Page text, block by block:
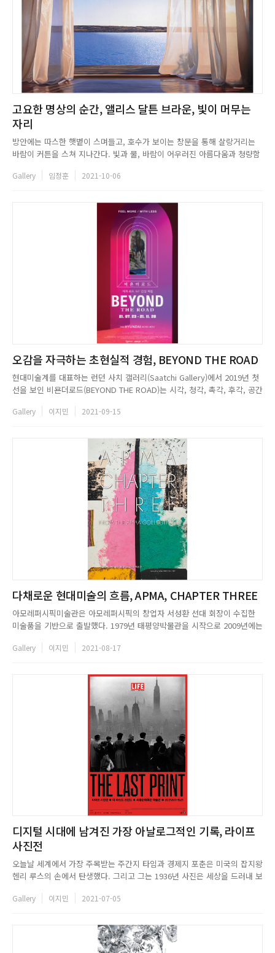
고요한 명상의 순간, 앨리스 달튼 브라운, 빛이 머무는
자리
방안에는 따스한 햇볕이 스며들고, 호수가 보이는 창문을 통해 살랑거리는
바람이 커튼을 스쳐 지나간다. 빛과 물, 바람이 어우러진 아름다움과 청량함
다. 미국 뉴욕주 이타카를 기반으로 작업해온 앨리스 달튼 브라운은 사실주
Gallery 임정훈 2021-10-06
오감을 자극하는 초현실적 경험, BEYOND THE ROAD
현대미술계를 대표하는 런던 사치 갤러리(Saatchi Gallery)에서 2019년 첫
선을 보인 비욘더로드(BEYOND THE ROAD)는 시각, 청각, 촉각, 후각, 공간
로 서울을 찾아왔다. 관람객들은 33개의 공간을 360도로 자유롭게 순회하며
Gallery 이지민 2021-09-15
다채로운 현대미술의 흐름, APMA, CHAPTER THREE
아모레퍼시픽미술관은 아모레퍼시픽의 창업자 서성환 선대 회장이 수집한
미술품을 기반으로 출발했다. 1979년 태평양박물관을 시작으로 2009년에는
바꾸고, 고미술과 현대미술을 아우르는 미술관으로써 전시와 연구, 출판 등
Gallery 이지민 2021-08-17
디지털 시대에 남겨진 가장 아날로그적인 기록, 라이프
사진전
오늘날 세계에서 가장 주목받는 주간지 타임과 경제지 포춘은 미국의 잡지왕
헨리 루스의 손에서 탄생했다. 그리고 그는 1936년 사진은 세상을 드러내 보
한 매체이며 아직은 다루기 어렵지만 놀랍도록 강력한 새로운 언어임에 틀림
Gallery 이지민 2021-07-05